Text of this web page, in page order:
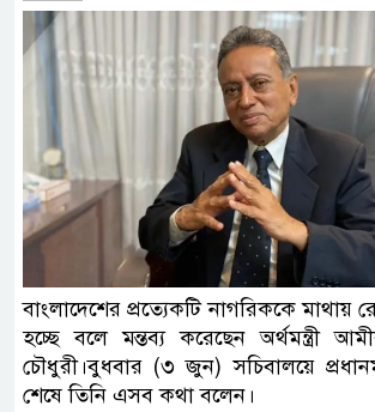
বাংলাদেশের প্রত্যেকটি নাগরিককে মাথায়
হচ্ছে বলে মন্তব্য করেছেন অর্থমন্ত্রী
চৌধুরী।বুধবার (৩ জুন) সচিবালয়ে
শেষে তিনি এসব কথা বলেন।